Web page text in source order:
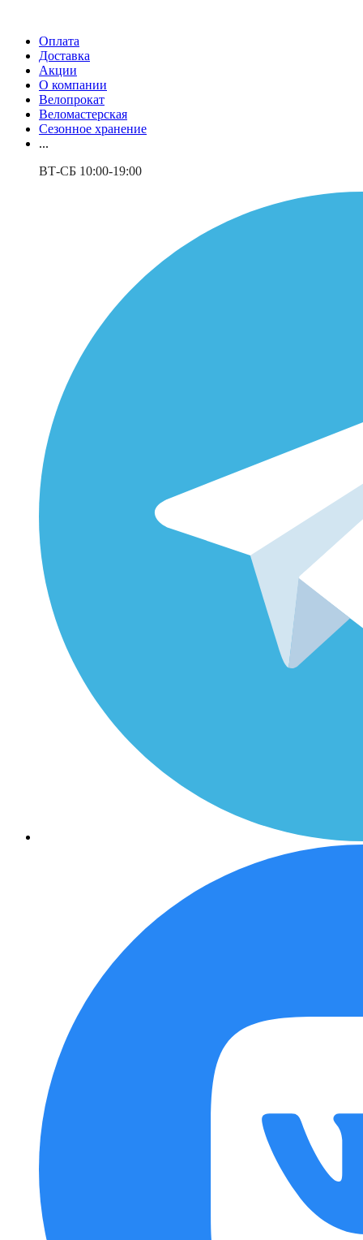
Оплата
Доставка
Акции
О компании
Велопрокат
Веломастерская
Сезонное хранение
...
ВТ-СБ 10:00-19:00